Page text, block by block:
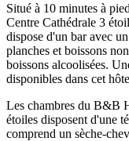
Situé à 10 minutes à
Centre Cathédrale 3
dispose d'un bar avec
planches et boissons
boissons alcoolisées.
disponibles dans cet
Les chambres du B&B
étoiles disposent d'une
comprend un sèche-